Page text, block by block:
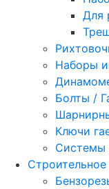
Для
Наборы
Болты /
Ключи
Системы